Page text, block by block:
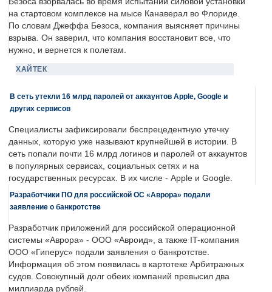
на стартовом комплексе на мысе Канаверал во Флориде.
По словам Джеффа Безоса, компания выясняет причины
взрыва. Он заверил, что компания восстановит все, что
нужно, и вернется к полетам.
ХАЙТЕК
В сеть утекли 16 млрд паролей от аккаунтов Apple, Google и
других сервисов
Специалисты зафиксировали беспрецедентную утечку
данных, которую уже называют крупнейшей в истории. В
сеть попали почти 16 млрд логинов и паролей от аккаунтов
в популярных сервисах, социальных сетях и на
государственных ресурсах. В их числе - Apple и Google.
Разработчики ПО для российской ОС «Аврора» подали
заявление о банкротстве
Разработчик приложений для российской операционной
системы «Аврора» - ООО «Авроид», а также IT-компания
ООО «Гиперус» подали заявления о банкротстве.
Информация об этом появилась в картотеке Арбитражных
судов. Совокупный долг обеих компаний превысил два
миллиарда рублей.